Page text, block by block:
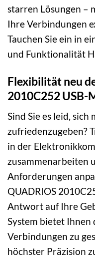
starren Lösungen –
Ihre Verbindungen
Tauchen Sie ein in
und Funktionalität
Flexibilität neu
2010C252 USB-
Sind Sie es leid,
zufriedenzugeben?
in der
zusammenarbeiten
Anforderungen
QUADRIOS
Antwort auf Ihre
System bietet Ihnen
Verbindungen zu
höchster Präzision